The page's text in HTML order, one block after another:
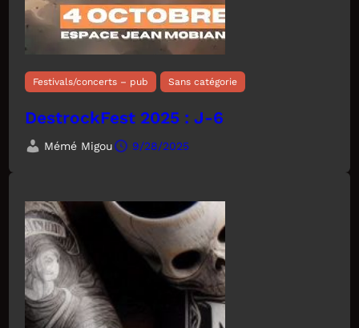
Festivals/concerts – pub Sans catégorie
DestrockFest 2025 : J-6
Mémé Migou 9/28/2025